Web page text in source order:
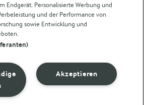
Endgerät. Personalisierte Werbung und
und der Performance von
sowie Entwicklung und
Akzeptieren